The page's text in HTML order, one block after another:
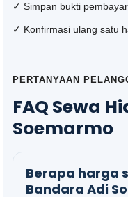
✓ Simpan bukti
✓ Konfirmasi ulang satu
PERTANYAAN
FAQ Sewa
Soemarmo
Berapa harga
Bandara Adi